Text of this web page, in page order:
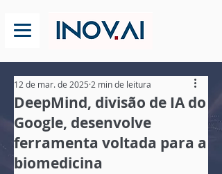
DeepMind, divisão de IA do
Google, desenvolve
ferramenta voltada para a
biomedicina
12 de mar. de 2025 2 min de leitura